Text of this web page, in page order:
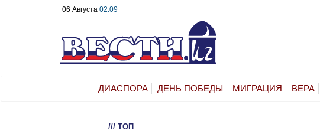
06 Августа 02:09
ДИАСПОРА ДЕНЬ ПОБЕДЫ МИГРАЦИЯ ВЕРА
/// ТОП